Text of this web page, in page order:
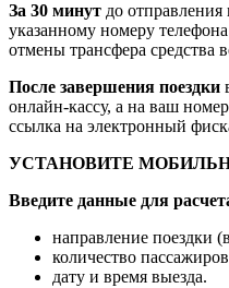
За 30 минут до отправления
указанному номеру
отмены трансфера средства
После завершения поездки
онлайн-кассу, а на ваш
ссылка на электронный
УСТАНОВИТЕ
Введите данные для
направление поездки
количество
дату и время выезда.